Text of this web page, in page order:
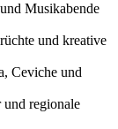
Musikabende
und kreative
Ceviche und
regionale